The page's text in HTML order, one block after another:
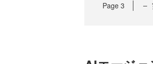
Page 3